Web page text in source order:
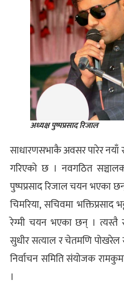
अध्यक्ष पुष्पप्रसाद रिजाल
साधारणसभाकै अवसर पारेर
गरिएको छ । नवगठित
पुष्पप्रसाद रिजाल चयन भएका छन्
चिमरिया, सचिवमा भक्तिप्रसाद
रेग्मी चयन भएका छन् । त्यस्तै
सुधीर सत्याल र चेतमणि
निर्वाचन समिति संयोजक
।